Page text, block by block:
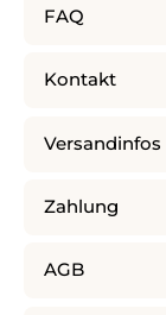
FAQ
Kontakt
Zahlung
AGB